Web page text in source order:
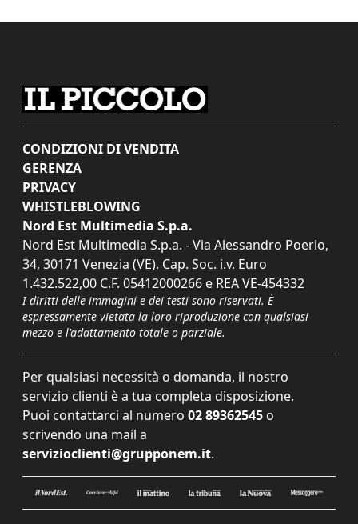
CONDIZIONI DI VENDITA
GERENZA
PRIVACY
WHISTLEBLOWING
Nord Est Multimedia S.p.a.
Nord Est Multimedia S.p.a. - Via Alessandro Poerio,
34, 30171 Venezia (VE). Cap. Soc. i.v. Euro
1.432.522,00 C.F. 05412000266 e REA VE-454332
I diritti delle immagini e dei testi sono riservati. È
espressamente vietata la loro riproduzione con qualsiasi
mezzo e l'adattamento totale o parziale.
Per qualsiasi necessità o domanda, il nostro
servizio clienti è a tua completa disposizione.
Puoi contattarci al numero 02 89362545 o
scrivendo una mail a
servizioclienti@grupponem.it.